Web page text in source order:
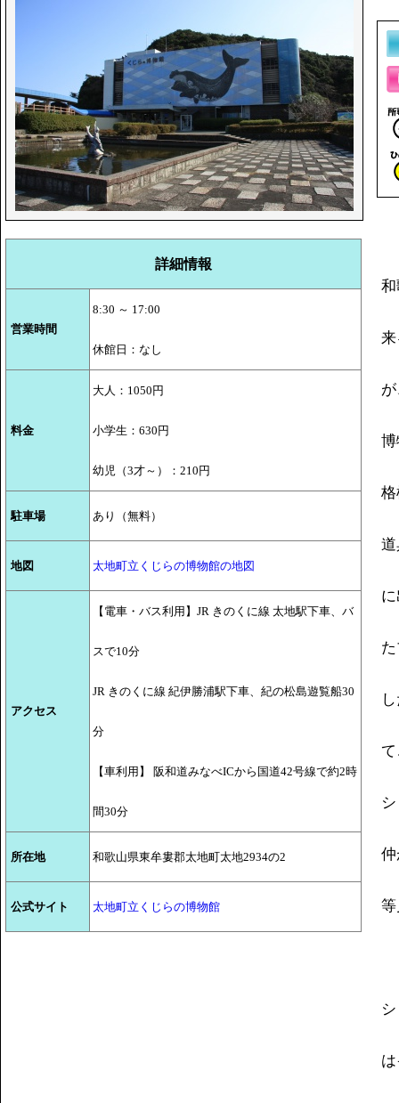
詳細情報
営業時間
8:30 ～ 17:00
休館日：なし
料金
大人：1050円
小学生：630円
幼児（3才～）：210円
駐車場 あり（無料）
地図 太地町立くじらの博物館の地図
アクセス
【電車・バス利用】JR きのくに線 太地駅下車、バ
スで10分
JR きのくに線 紀伊勝浦駅下車、紀の松島遊覧船30
分
【車利用】 阪和道みなべICから国道42号線で約2時
間30分
所在地 和歌山県東牟婁郡太地町太地2934の2
公式サイト 太地町立くじらの博物館